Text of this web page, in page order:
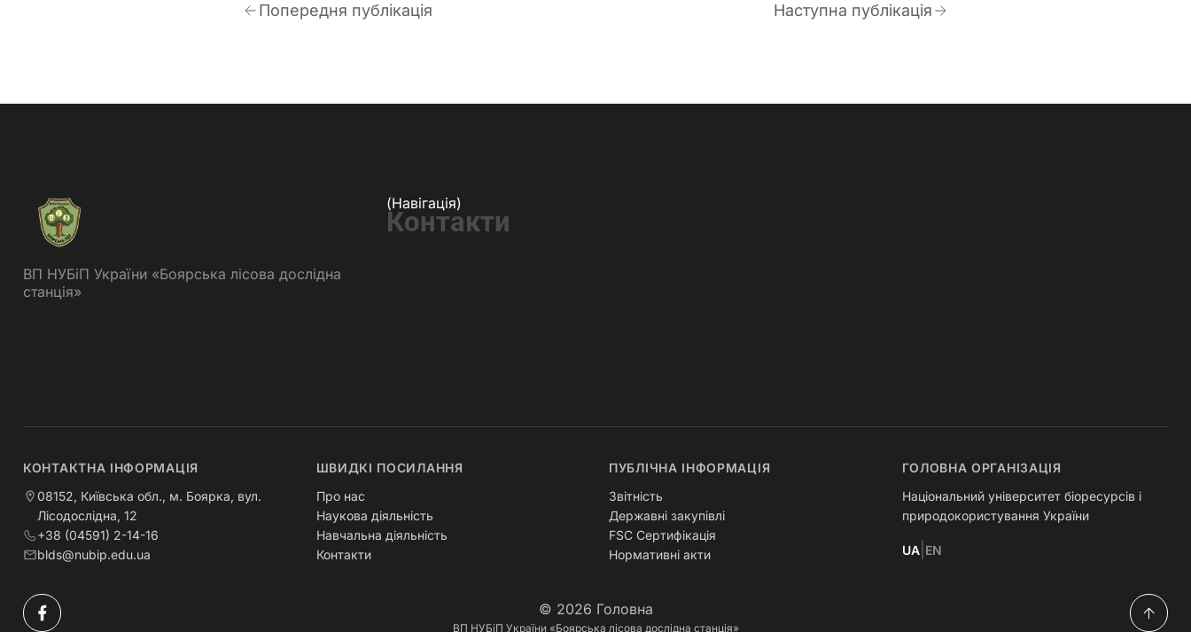
Попередня публікація Наступна публікація
ВП НУБіП України «Боярська лісова дослідна
станція»
(Навігація)
Контакти
КОНТАКТНА ІНФОРМАЦІЯ
08152, Київська обл., м. Боярка, вул.
Лісодослідна, 12
+38 (04591) 2-14-16
blds@nubip.edu.ua
ШВИДКІ ПОСИЛАННЯ
Про нас
Наукова діяльність
Навчальна діяльність
Контакти
ПУБЛІЧНА ІНФОРМАЦІЯ
Звітність
Державні закупівлі
FSC Сертифікація
Нормативні акти
ГОЛОВНА ОРГАНІЗАЦІЯ
Національний університет біоресурсів і
природокористування України
UA| EN
© 2026 Головна
ВП НУБіП України «Боярська лісова дослідна станція»